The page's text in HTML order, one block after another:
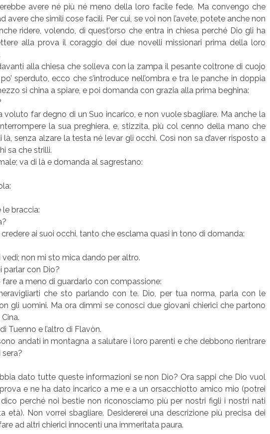
avere né più né meno della loro facile fede. Ma convengo che
avere che simili cose facili. Per cui, se voi non l’avete, potete anche non
ridere, volendo, di quest’orso che entra in chiesa perché Dio gli ha
alla prova il coraggio dei due novelli missionari prima della loro
alla chiesa che solleva con la zampa il pesante coltrone di cuojo
sperduto, ecco che s’introduce nell’ombra e tra le panche in doppia
si china a spiare, e poi domanda con grazia alla prima beghina:
voluto far degno di un Suo incarico, e non vuole sbagliare. Ma anche la
la sua preghiera, e, stizzita, più col cenno della mano che
senza alzare la testa né levar gli occhi. Così non sa d’aver risposto a
sa che strilli.
male; va di là e domanda al sagrestano:
le braccia:
ai suoi occhi, tanto che esclama quasi in tono di domanda:
vedi; non mi sto mica dando per altro.
parlar con Dio?
fare a meno di guardarlo con compassione:
che sto parlando con te. Dio, per tua norma, parla con le
gli uomini. Ma ora dimmi se conosci due giovani chierici che partono
Tuenno e l’altro di Flavòn.
andati in montagna a salutare i loro parenti e che debbono rientrare
dato tutte queste informazioni se non Dio? Ora sappi che Dio vuol
e ne ha dato incarico a me e a un orsacchiotto amico mio (potrei
perché noi bestie non riconosciamo più per nostri figli i nostri nati
età). Non vorrei sbagliare. Desidererei una descrizione più precisa dei
ad altri chierici innocenti una immeritata paura.